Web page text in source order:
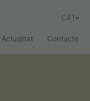
CAT
Actualitat Contacte